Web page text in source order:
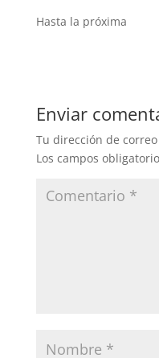
Hasta la próxima
Enviar
Tu dirección de
Los campos